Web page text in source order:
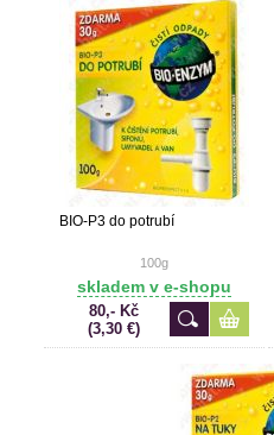
BIO-P3 do potrubí
100g
skladem v e-shopu
80,- Kč
(3,30 €)